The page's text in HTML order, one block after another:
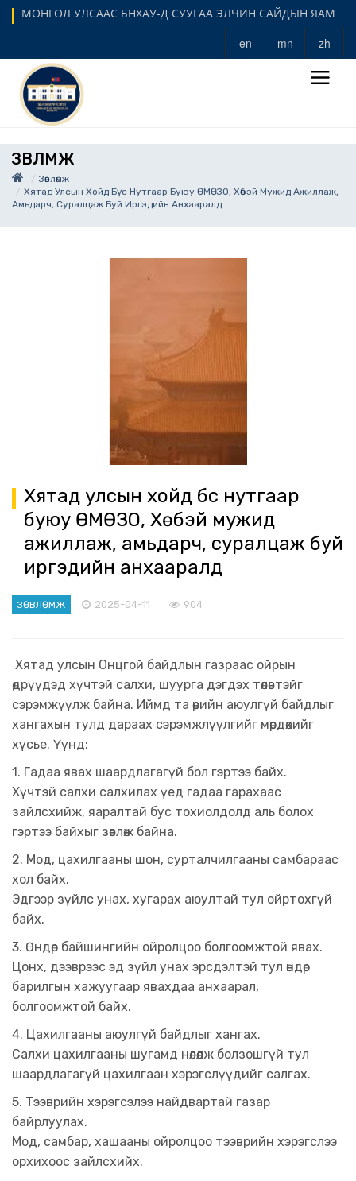
МОНГОЛ УЛСААС БНХАУ-Д СУУГАА ЭЛЧИН САЙДЫН ЯАМ
en mn zh
ЗӨВЛӨМЖ
Зөвлөмж
Хятад Улсын Хойд Бүс Нутгаар Буюу ӨМӨЗО, Хөбэй Мужид Ажиллаж,
Амьдарч, Суралцаж Буй Иргэдийн Анхааралд
Хятад улсын хойд бүс нутгаар
буюу ӨМӨЗО, Хөбэй мужид
ажиллаж, амьдарч, суралцаж буй
иргэдийн анхааралд
ЗӨВЛӨМЖ 2025-04-11 904
Хятад улсын Онцгой байдлын газраас ойрын
өдрүүдэд хүчтэй салхи, шуурга дэгдэх төлөвтэйг
сэрэмжүүлж байна. Иймд та өөрийн аюулгүй байдлыг
хангахын тулд дараах сэрэмжлүүлгийг мөрдөхийг
хүсье. Үүнд:
1. Гадаа явах шаардлагагүй бол гэртээ байх.
Хүчтэй салхи салхилах үед гадаа гарахаас
зайлсхийж, яаралтай бус тохиолдолд аль болох
гэртээ байхыг зөвлөж байна.
2. Мод, цахилгааны шон, сурталчилгааны самбараас
хол байх.
Эдгээр зүйлс унах, хугарах аюултай тул ойртохгүй
байх.
3. Өндөр байшингийн ойролцоо болгоомжтой явах.
Цонх, дээврээс эд зүйл унах эрсдэлтэй тул өндөр
барилгын хажуугаар явахдаа анхаарал,
болгоомжтой байх.
4. Цахилгааны аюулгүй байдлыг хангах.
Салхи цахилгааны шугамд нөлөөлж болзошгүй тул
шаардлагагүй цахилгаан хэрэгслүүдийг салгах.
5. Тээврийн хэрэгсэлээ найдвартай газар
байрлуулах.
Мод, самбар, хашааны ойролцоо тээврийн хэрэгслээ
орхихоос зайлсхийх.